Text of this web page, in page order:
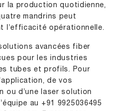
la production quotidienne,
mandrins peut
l’efficacité opérationnelle.
avancées fiber
pour les industries
tubes et profils. Pour
de vos
ou d’une laser solution
au +91 9925036495